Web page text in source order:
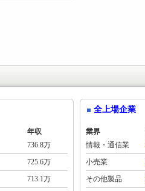
年収
736.8万
725.6万
713.1万
全上場企業
業界
情報・通信業
小売業
その他製品